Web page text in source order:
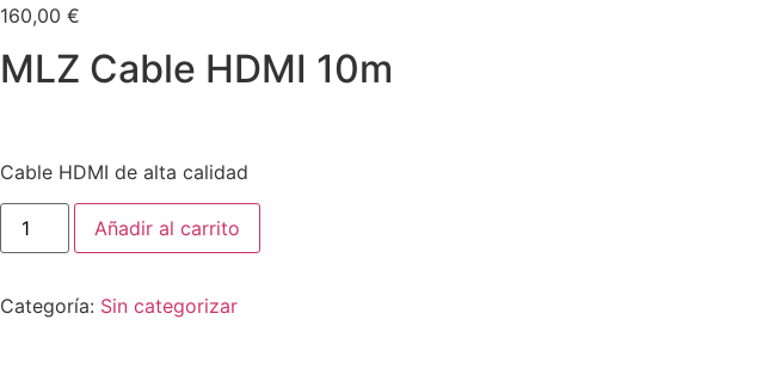
160,00 €
MLZ Cable HDMI 10m
Cable HDMI de alta calidad
Añadir al carrito
Categoría: Sin categorizar